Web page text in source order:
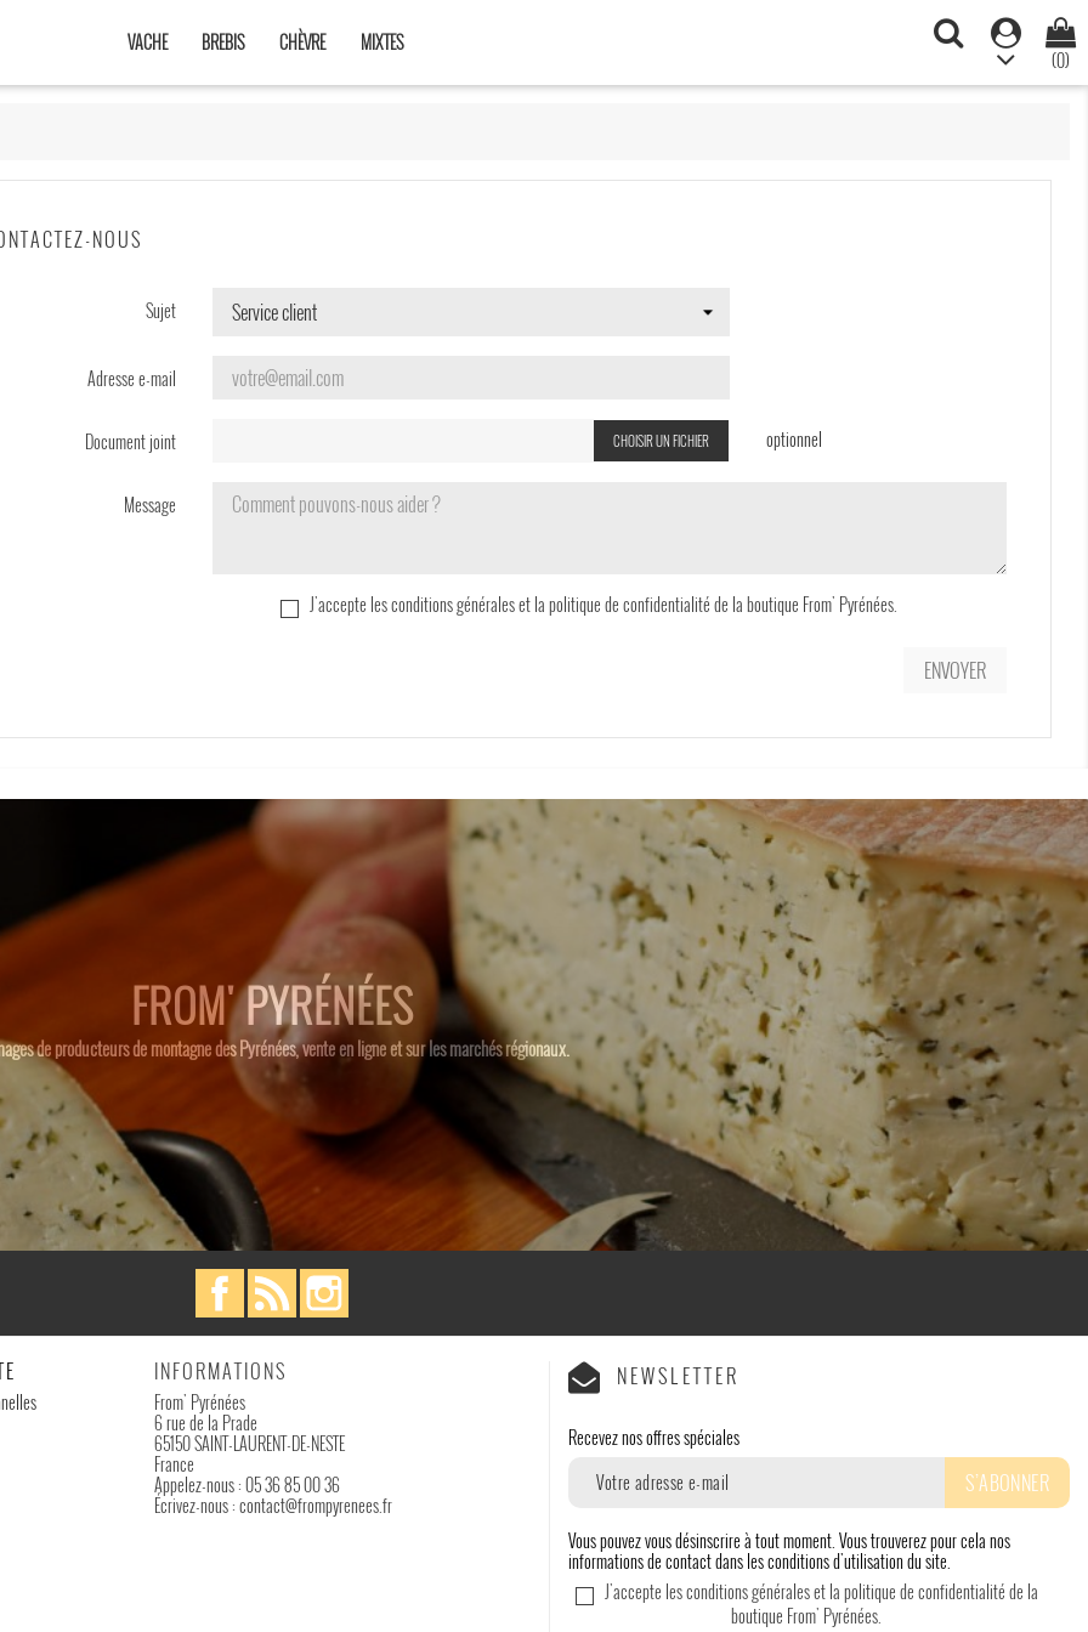
VACHE BREBIS CHÈVRE MIXTES
(0)
NOUS
Sujet
Adresse e-mail
Document joint CHOISIR UN FICHIER optionnel
Message
J'accepte les conditions générales et la politique de confidentialité de la boutique From' Pyrénées.
FROM' PYRÉNÉES
de producteurs de montagne des Pyrénées, vente en ligne et sur les marchés régionaux.
Facebook Rss
INFORMATIONS
From' Pyrénées
6 rue de la Prade
65150 SAINT-LAURENT-DE-NESTE
France
Appelez-nous :05 36 85 00 36
Écrivez-nous :contact@frompyrenees.fr
NEWSLETTER
Recevez nos offres spéciales
Vous pouvez vous désinscrire à tout moment. Vous trouverez pour cela nos
informations de contact dans les conditions d'utilisation du site.
J'accepte les conditions générales et la politique de confidentialité de la
boutique From' Pyrénées.